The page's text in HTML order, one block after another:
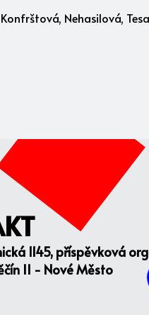
Nehasilová,
1145, příspěvková
II - Nové Město